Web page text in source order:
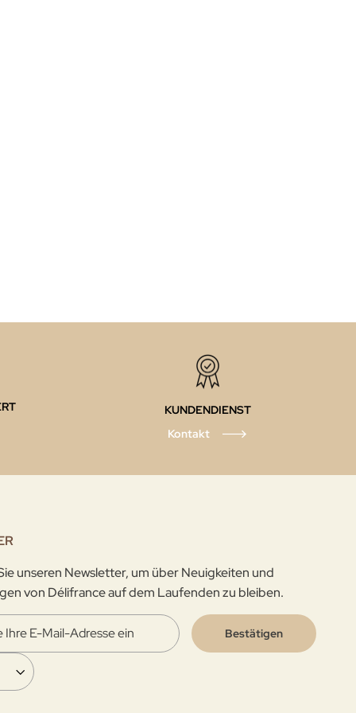
KUNDENDIENST
Kontakt
unseren Newsletter, um über Neuigkeiten und
von Délifrance auf dem Laufenden zu bleiben.
Bestätigen